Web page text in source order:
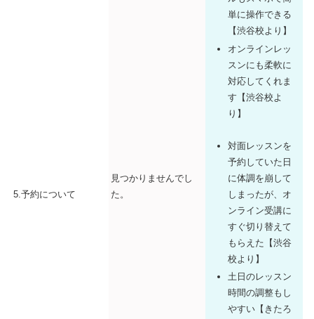
5.予約について
見つかりませんでし
た。
単に操作できる
【渋谷校より】
オンラインレッ
スンにも柔軟に
対応してくれま
す【渋谷校よ
り】
対面レッスンを
予約していた日
に体調を崩して
しまったが、オ
ンライン受講に
すぐ切り替えて
もらえた【渋谷
校より】
土日のレッスン
時間の調整もし
やすい【きたろ